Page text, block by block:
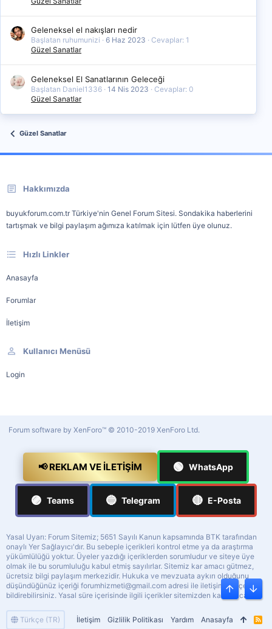
Geleneksel el nakışları nedir
Başlatan ruhumunizi 6 Haz 2023
Cevaplar: 1
Güzel Sanatlar
Geleneksel El Sanatlarının Geleceği
Başlatan Daniel1336 14 Nis 2023
Cevaplar: 0
Güzel Sanatlar
Güzel Sanatlar
Hakkımızda
buyukforum.com.tr Türkiye'nin Genel Forum Sitesi. Sondakika haberlerini
tartışmak ve bilgi paylaşım ağımıza katılmak için lütfen üye olunuz.
Hızlı Linkler
Anasayfa
Forumlar
İletişim
Kullanıcı Menüsü
Login
Türkçe (TR) İletişim Gizlilik Politikası Yardım Anasayfa
R
Forum software by XenForo™ © 2010-2019 XenForo Ltd.
📢 REKLAM VE İLETIŞIM 🟢 WhatsApp
🟣 Teams 🔵 Telegram 🔴 E-Posta
Yasal Uyarı: Forum Sitemiz; 5651 Sayılı Kanun kapsamında BTK tarafından
onaylı Yer Sağlayıcı'dır. Bu sebeple içerikleri kontrol etme ya da araştırma
yükümlülüğü yoktur. Üyeler yazdığı içeriklerden sorumludur ve siteye üye
olmak ile bu sorumluluğu kabul etmiş sayılırlar. Sitemiz kar amacı gütmez,
ücretsiz bilgi paylaşım merkezidir. Hukuka ve mevzuata aykırı olduğunu
düşündüğünüz içeriği forumhizmeti@gmail.com adresi ile iletişime geçerek
bildirebilirsiniz. Yasal süre içerisinde ilgili içerikler sitemizden kaldırılacaktır.
Üst Alt